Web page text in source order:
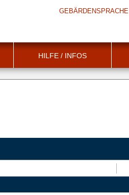
GEBÄRDENSPRACHE
HILFE / INFOS